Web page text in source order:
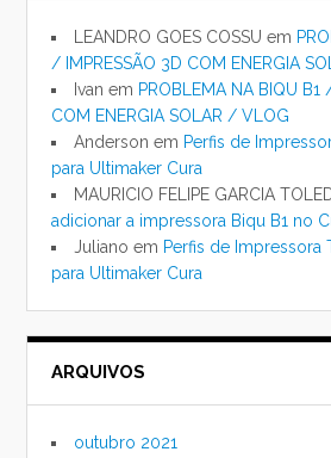
LEANDRO GOES COSSU em
/ IMPRESSÃO 3D COM ENERGIA
Ivan em PROBLEMA NA BIQU B1
COM ENERGIA SOLAR / VLOG
Anderson em Perfis de
para Ultimaker Cura
MAURICIO FELIPE GARCIA
adicionar a impressora Biqu B1 no
Juliano em Perfis de Impressora
para Ultimaker Cura
ARQUIVOS
outubro 2021